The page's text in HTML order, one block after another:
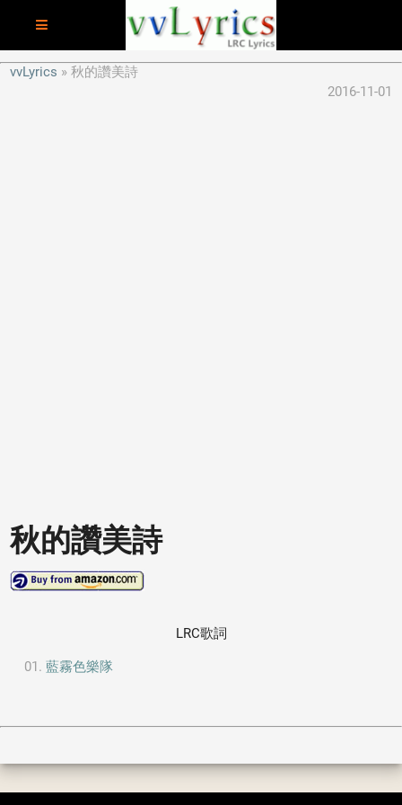
vvLyrics
秋的讚美詩
2016-11-01
秋的讚美詩
LRC歌詞
藍霧色樂隊